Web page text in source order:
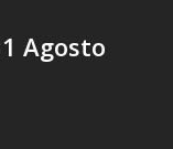
Agosto